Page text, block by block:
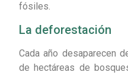
fósiles.
La deforestación
Cada año desaparecen
de hectáreas de